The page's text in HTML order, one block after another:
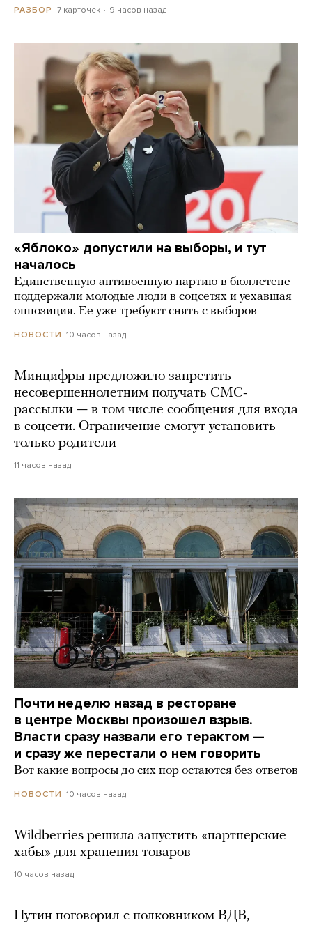
РАЗБОР 7 карточек 9 часов назад
«Яблоко» допустили на выборы, и тут
началось
Единственную антивоенную партию в бюллетене
поддержали молодые люди в соцсетях и уехавшая
оппозиция. Ее уже требуют снять с выборов
НОВОСТИ 10 часов назад
Минцифры предложило запретить
несовершеннолетним получать СМС-
рассылки — в том числе сообщения для входа
в соцсети. Ограничение смогут установить
только родители
11 часов назад
Почти неделю назад в ресторане
в центре Москвы произошел взрыв.
Власти сразу назвали его терактом —
и сразу же перестали о нем говорить
Вот какие вопросы до сих пор остаются без ответов
НОВОСТИ 10 часов назад
Wildberries решила запустить «партнерские
хабы» для хранения товаров
10 часов назад
Путин поговорил с полковником ВДВ,